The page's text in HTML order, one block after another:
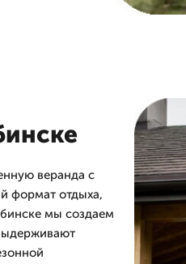
веранда с
формат отдыха,
мы создаем